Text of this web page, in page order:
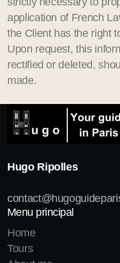
application of French
the Client has the right
Upon request, this
rectified or deleted,
made.
Hugo Ripolles
Menu principal
Home
Tours